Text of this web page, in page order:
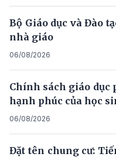
Bộ Giáo dục và Đào
nhà giáo
06/08/2026
Chính sách giáo dục
hạnh phúc của học
06/08/2026
Đặt tên chung cư: